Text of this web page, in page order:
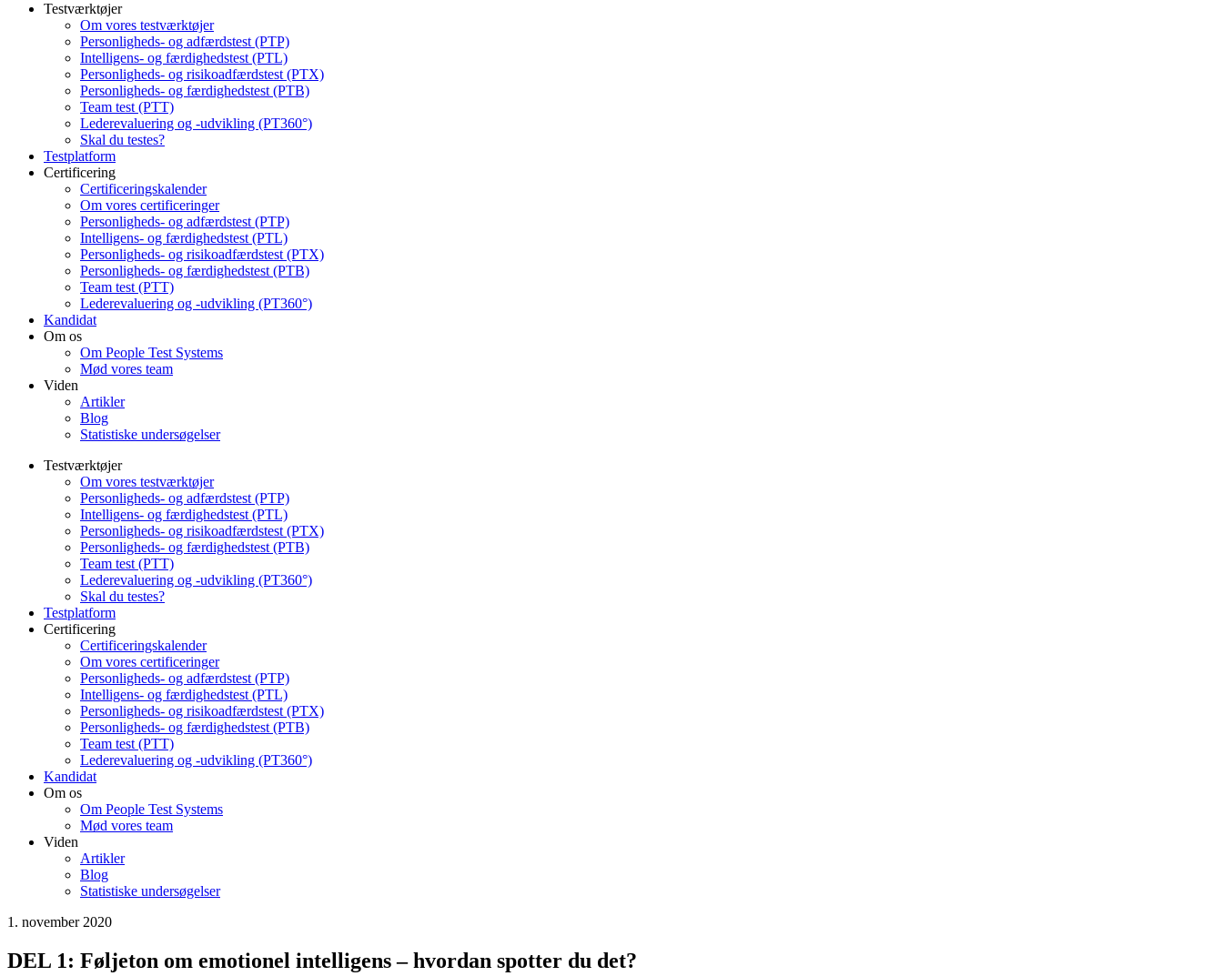
Testværktøjer
Om vores testværktøjer
Personligheds- og adfærdstest (PTP)
Intelligens- og færdighedstest (PTL)
Personligheds- og risikoadfærdstest (PTX)
Personligheds- og færdighedstest (PTB)
Team test (PTT)
Lederevaluering og -udvikling (PT360°)
Skal du testes?
Testplatform
Certificering
Certificeringskalender
Om vores certificeringer
Personligheds- og adfærdstest (PTP)
Intelligens- og færdighedstest (PTL)
Personligheds- og risikoadfærdstest (PTX)
Personligheds- og færdighedstest (PTB)
Team test (PTT)
Lederevaluering og -udvikling (PT360°)
Kandidat
Om os
Om People Test Systems
Mød vores team
Viden
Artikler
Blog
Statistiske undersøgelser
Testværktøjer
Om vores testværktøjer
Personligheds- og adfærdstest (PTP)
Intelligens- og færdighedstest (PTL)
Personligheds- og risikoadfærdstest (PTX)
Personligheds- og færdighedstest (PTB)
Team test (PTT)
Lederevaluering og -udvikling (PT360°)
Skal du testes?
Testplatform
Certificering
Certificeringskalender
Om vores certificeringer
Personligheds- og adfærdstest (PTP)
Intelligens- og færdighedstest (PTL)
Personligheds- og risikoadfærdstest (PTX)
Personligheds- og færdighedstest (PTB)
Team test (PTT)
Lederevaluering og -udvikling (PT360°)
Kandidat
Om os
Om People Test Systems
Mød vores team
Viden
Artikler
Blog
Statistiske undersøgelser
1. november 2020
DEL 1: Føljeton om emotionel intelligens – hvordan spotter du det?